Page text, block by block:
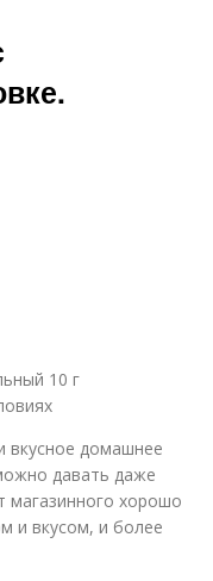
10 г
домашнее
давать даже
магазинного хорошо
и вкусом, и более